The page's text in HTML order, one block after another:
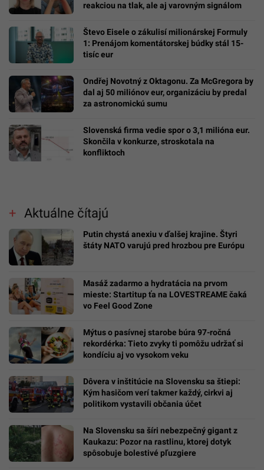
reakciou na tlak, ale aj varovným signálom
Števo Eisele o zákulisí milionárskej Formuly
1: Prenájom komentátorskej búdky stál 15-
tisíc eur
Ondřej Novotný z Oktagonu. Za McGregora by
dal aj 50 miliónov eur, organizáciu by predal
za astronomickú sumu
Slovenská firma vedie spor o 3,1 milióna eur.
Skončila v konkurze, stroskotala na
konfliktoch
Aktuálne čítajú
Putin chystá anexiu v ďalšej krajine. Štyri
štáty NATO varujú pred hrozbou pre Európu
Masáž zadarmo a hydratácia na prvom
mieste: Startitup ťa na LOVESTREAME čaká
vo Feel Good Zone
Mýtus o pasívnej starobe búra 97-ročná
rekordérka: Tieto zvyky ti pomôžu udržať si
kondíciu aj vo vysokom veku
Dôvera v inštitúcie na Slovensku sa štiepi:
Kým hasičom verí takmer každý, cirkvi aj
politikom vystavili občania účet
Na Slovensku sa šíri nebezpečný gigant z
Kaukazu: Pozor na rastlinu, ktorej dotyk
spôsobuje bolestivé pľuzgiere